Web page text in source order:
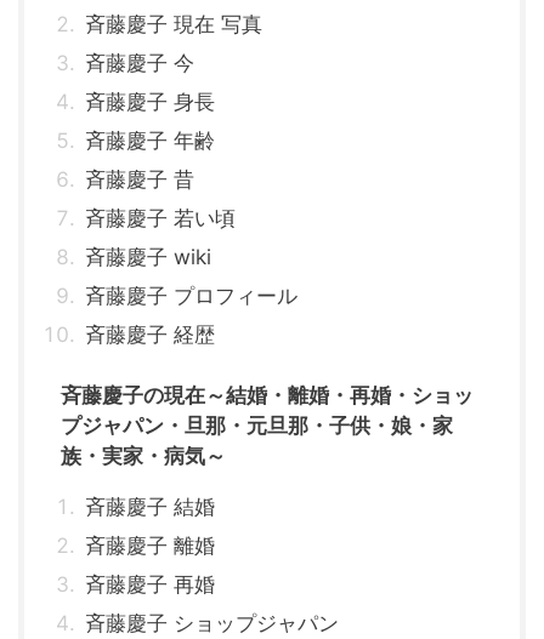
斉藤慶子 現在 写真
斉藤慶子 今
斉藤慶子 身長
斉藤慶子 年齢
斉藤慶子 昔
斉藤慶子 若い頃
斉藤慶子 wiki
斉藤慶子 プロフィール
斉藤慶子 経歴
斉藤慶子の現在～結婚・離婚・再婚・ショッ
プジャパン・旦那・元旦那・子供・娘・家
族・実家・病気～
斉藤慶子 結婚
斉藤慶子 離婚
斉藤慶子 再婚
斉藤慶子 ショップジャパン